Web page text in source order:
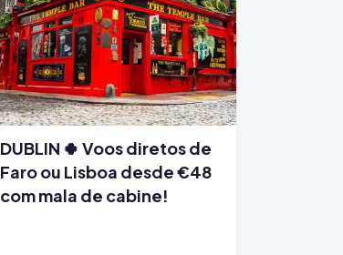
DUBLIN 🍀 Voos diretos de
Faro ou Lisboa desde €48
com mala de cabine!